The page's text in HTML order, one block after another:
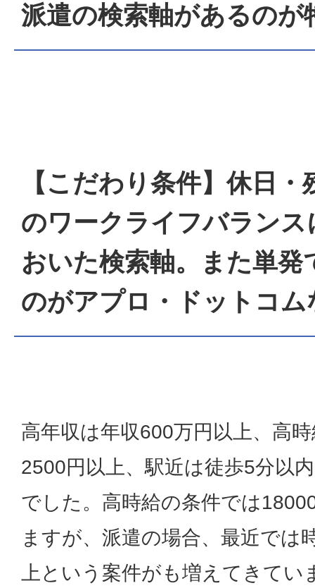
派遣の検索軸があるのが
【こだわり条件】休日・
のワークライフバランス
おいた検索軸。また単発
のがアプロ・ドットコム
高年収は年収600万円以上、高
2500円以上、駅近は徒歩5分以
でした。高時給の条件では
ますが、派遣の場合、最近では
上という案件がも増えてきてい